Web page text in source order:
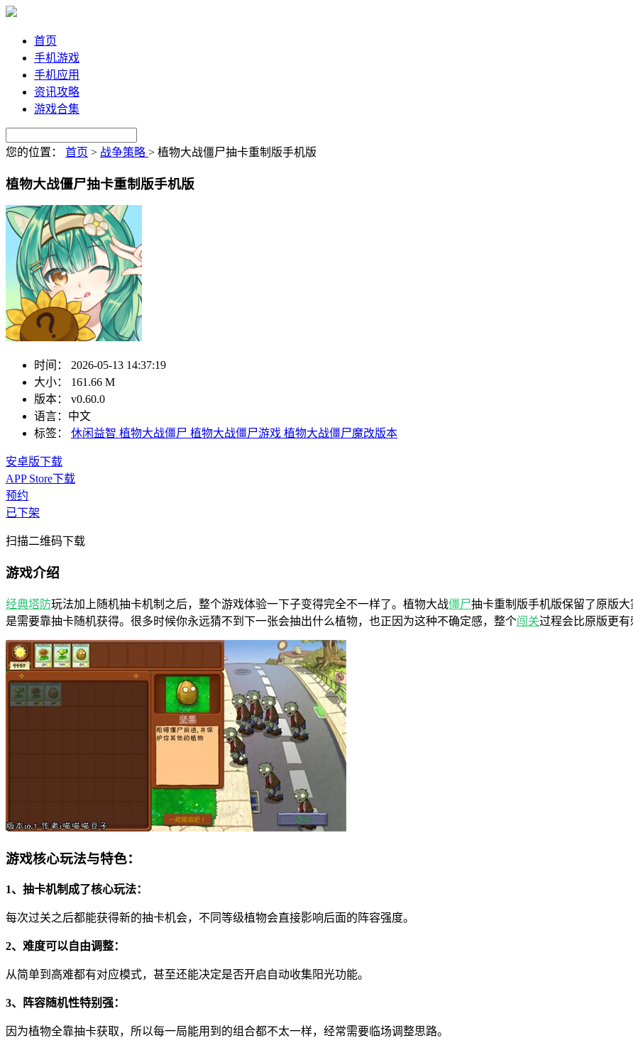
首页
手机游戏
手机应用
资讯攻略
游戏合集
您的位置： 首页 > 战争策略 > 植物大战僵尸抽卡重制版手机版
植物大战僵尸抽卡重制版手机版
时间：
2026-05-13 14:37:19
大小：
161.66 M
版本：
v0.60.0
语言： 中文
标签：
休闲益智 植物大战僵尸 植物大战僵尸游戏 植物大战僵尸魔改版本
安卓版下载
APP Store下载
预约
已下架
扫描二维码下载
游戏介绍
经典塔防玩法加上随机抽卡机制之后，整个游戏体验一下子变得完全不一样了。植物大战僵尸抽卡重制版手机版保留了原版
是需要靠抽卡随机获得。很多时候你永远猜不到下一张会抽出什么植物，也正因为这种不确定感，整个闯关过程会比原版更有
游戏核心玩法与特色：
1、抽卡机制成了核心玩法：
每次过关之后都能获得新的抽卡机会，不同等级植物会直接影响后面的阵容强度。
2、难度可以自由调整：
从简单到高难都有对应模式，甚至还能决定是否开启自动收集阳光功能。
3、阵容随机性特别强：
因为植物全靠抽卡获取，所以每一局能用到的组合都不太一样，经常需要临场调整思路。